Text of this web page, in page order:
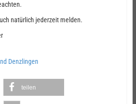
natürlich jederzeit melden.
Denzlingen
teilen